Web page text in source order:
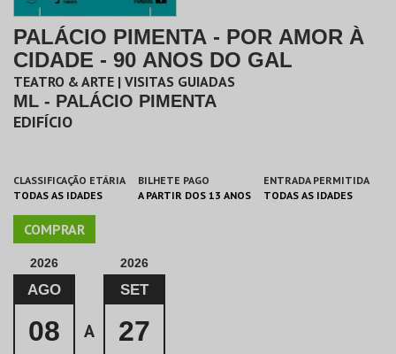
PALÁCIO PIMENTA - POR AMOR À
CIDADE - 90 ANOS DO GAL
TEATRO & ARTE | VISITAS GUIADAS
ML - PALÁCIO PIMENTA
EDIFÍCIO
CLASSIFICAÇÃO ETÁRIA
TODAS AS IDADES
BILHETE PAGO
A PARTIR DOS 13 ANOS
ENTRADA PERMITIDA
TODAS AS IDADES
COMPRAR
2026
AGO
08 A
2026
SET
27